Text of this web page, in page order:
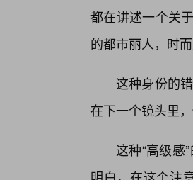
都在讲述一个关
的都市丽人，时
这种身份的
在下一个镜头里
这种“高级感